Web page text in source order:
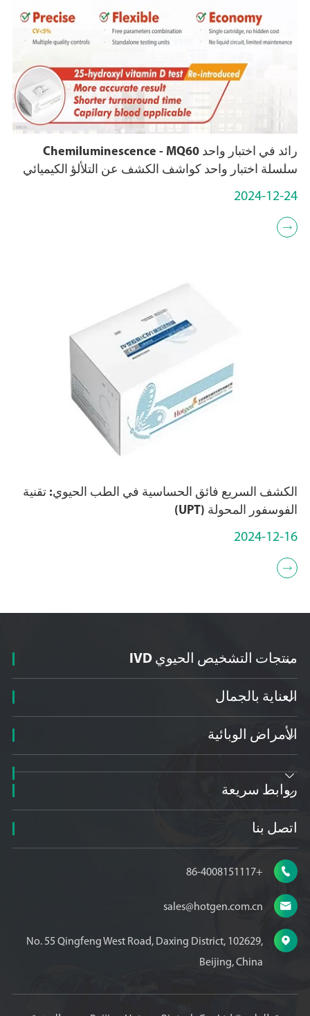
رائد في اختبار واحد Chemiluminescence - MQ60
سلسلة اختبار واحد كواشف الكشف عن التلألؤ الكيميائي
2024-12-24

الكشف السريع فائق الحساسية في الطب الحيوي: تقنية
الفوسفور المحولة (UPT)
2024-12-16

منتجات التشخيص الحيوي IVD

العناية بالجمال

الأمراض الوبائية


روابط سريعة

اتصل بنا

+86-4008151117

sales@hotgen.com.cn

No. 55 Qingfeng West Road, Daxing District, 102629,
Beijing, China